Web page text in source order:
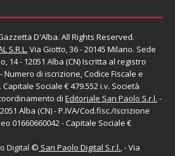
D'Alba. All Rights Reserved.
S.R.L. Via Giotto, 36 - 20145 Milano. Sede
14 - 12051 Alba (CN) Iscritta al registro
di iscrizione, Codice Fiscale e
Capitale Sociale € 479.552 i.v. Società
di Editoriale San Paolo S.r.l. -
Alba (CN) - P.IVA/Cod.fisc./Iscrizione
01660660042 - Capitale Sociale €
Digital © San Paolo Digital S.r.l., - Via